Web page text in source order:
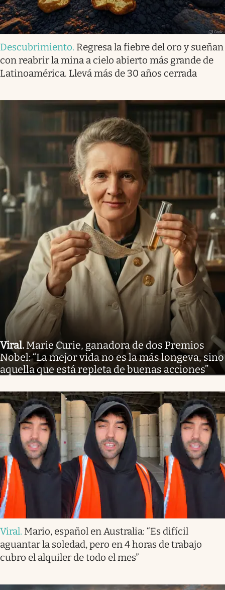
Descubrimiento. Regresa la fiebre del oro y sueñan
con reabrir la mina a cielo abierto más grande de
Latinoamérica. Llevá más de 30 años cerrada
Viral. Marie Curie, ganadora de dos Premios
Nobel: “La mejor vida no es la más longeva, sino
aquella que está repleta de buenas acciones”
Viral. Mario, español en Australia: “Es difícil
aguantar la soledad, pero en 4 horas de trabajo
cubro el alquiler de todo el mes”